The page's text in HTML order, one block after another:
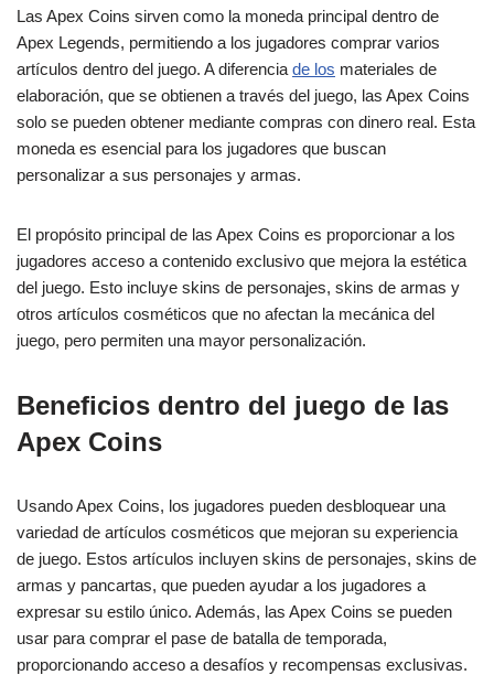
Las Apex Coins sirven como la moneda principal dentro de
Apex Legends, permitiendo a los jugadores comprar varios
artículos dentro del juego. A diferencia de los materiales de
elaboración, que se obtienen a través del juego, las Apex Coins
solo se pueden obtener mediante compras con dinero real. Esta
moneda es esencial para los jugadores que buscan
personalizar a sus personajes y armas.
El propósito principal de las Apex Coins es proporcionar a los
jugadores acceso a contenido exclusivo que mejora la estética
del juego. Esto incluye skins de personajes, skins de armas y
otros artículos cosméticos que no afectan la mecánica del
juego, pero permiten una mayor personalización.
Beneficios dentro del juego de las
Apex Coins
Usando Apex Coins, los jugadores pueden desbloquear una
variedad de artículos cosméticos que mejoran su experiencia
de juego. Estos artículos incluyen skins de personajes, skins de
armas y pancartas, que pueden ayudar a los jugadores a
expresar su estilo único. Además, las Apex Coins se pueden
usar para comprar el pase de batalla de temporada,
proporcionando acceso a desafíos y recompensas exclusivas.